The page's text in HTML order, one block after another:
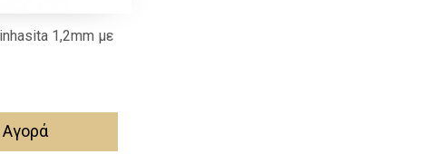
1,2mm με
Αγορά